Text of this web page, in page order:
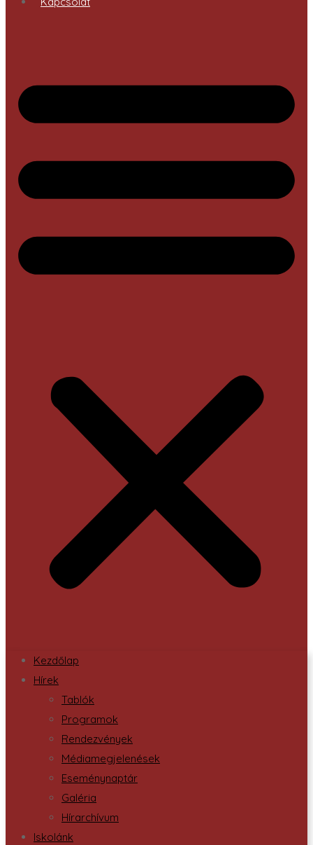
Kezdőlap
Hírek
Tablók
Programok
Rendezvények
Médiamegjelenések
Eseménynaptár
Galéria
Hírarchívum
Iskolánk